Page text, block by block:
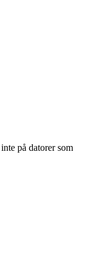
på datorer som